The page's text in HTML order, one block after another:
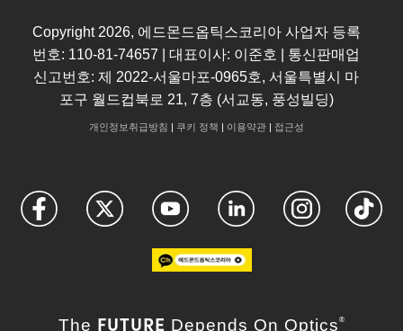
Copyright 2026, 에드몬드옵틱스코리아 사업자 등록
번호: 110-81-74657 | 대표이사: 이준호 | 통신판매업
신고번호: 제 2022-서울마포-0965호, 서울특별시 마
포구 월드컵북로 21, 7층 (서교동, 풍성빌딩)
개인정보취급방침 | 쿠키 정책 | 이용약관| 접근성
The FUTURE Depends On Optics ®